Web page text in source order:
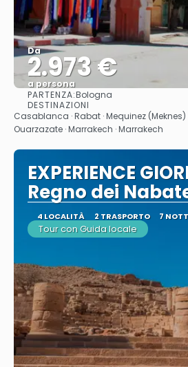
Da
2.973 €
a persona
PARTENZA:Bologna
DESTINAZIONI
Casablanca · Rabat · Mequinez (Meknes) ·
Ouarzazate · Marrakech · Marrakech
EXPERIENCE
Regno dei
4 LOCALITÀ 2 TRASPORTO 7
Tour con Guida locale